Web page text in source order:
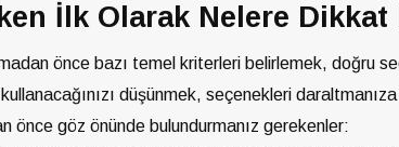
İlk Olarak Nelere
önce bazı temel kriterleri belirlemek, doğru
düşünmek, seçenekleri
önce göz önünde bulundurmanız gerekenler: